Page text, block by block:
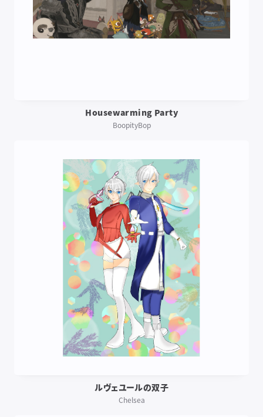
Housewarming Party
BoopityBop
ルヴェユールの双子
Chelsea